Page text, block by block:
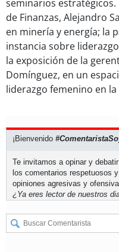
seminarios
de Finanzas, Alejandro
en minería y energía; la
instancia sobre
la exposición de la
Domínguez, en un
liderazgo femenino en la
¡Bienvenido
Te invitamos a opinar y
los comentarios respetuosos
opiniones agresivas y
¿Ya eres lector de nuestros